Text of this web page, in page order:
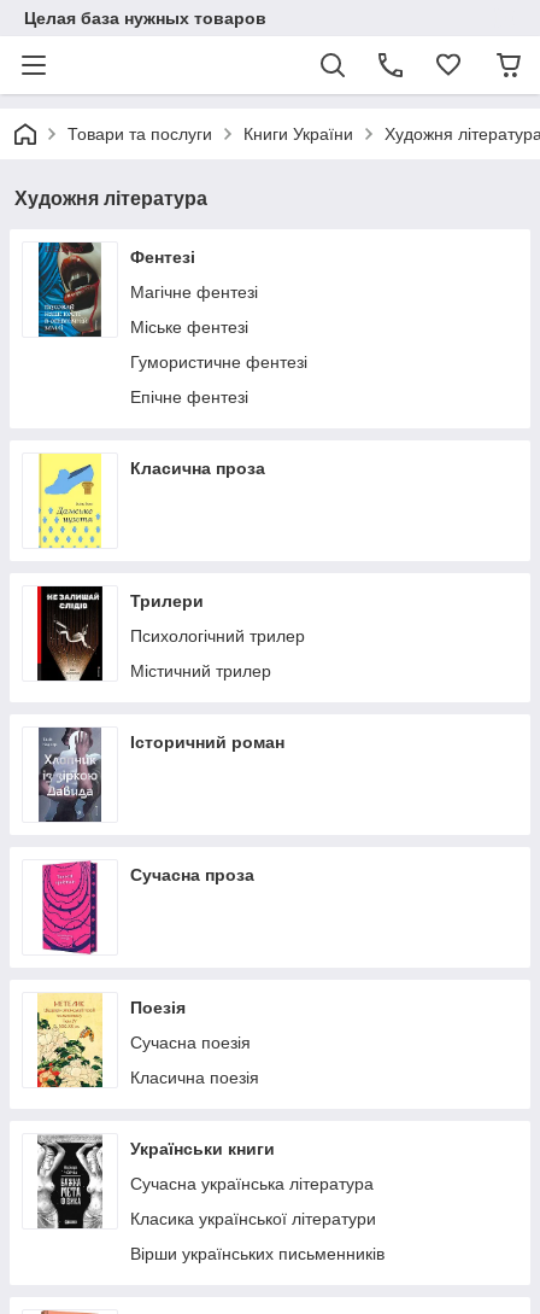
Целая база нужных товаров
Товари та послуги Книги України Художня
Художня література
Фентезі
Магічне фентезі
Міське фентезі
Гумористичне фентезі
Епічне фентезі
Класична проза
Трилери
Психологічний трилер
Містичний трилер
Історичний роман
Сучасна проза
Поезія
Сучасна поезія
Класична поезія
Українськи книги
Сучасна українська література
Класика української літератури
Вірши українських письменників